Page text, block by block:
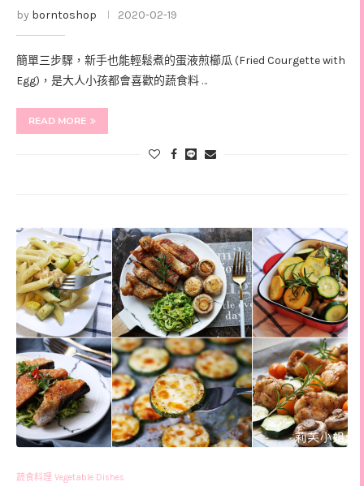
by borntoshop 2020-02-19
簡單三步驟，新手也能輕鬆煮的蛋液煎櫛瓜 (Fried Courgette with
Egg)，是大人小孩都會喜歡的蔬食料 …
READ MORE
蔬食料理 Vegetable Dishes